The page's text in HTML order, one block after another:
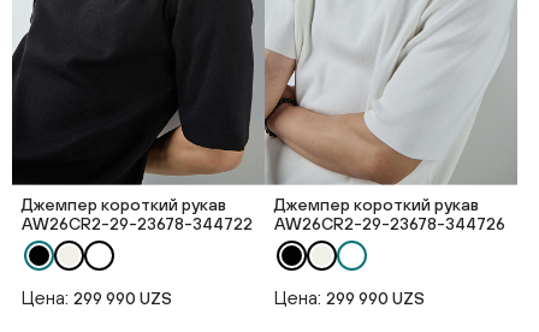
Джемпер короткий рукав
AW26CR2-29-23678-344722
Цена: 299 990 UZS
Джемпер короткий рукав
AW26CR2-29-23678-344726
Цена: 299 990 UZS